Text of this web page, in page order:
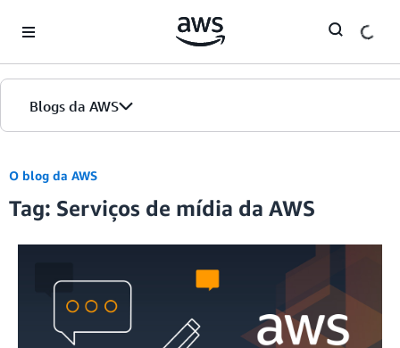
Blogs da AWS
Página inicial
Edições
O blog da AWS
Tag: Serviços de mídia da AWS